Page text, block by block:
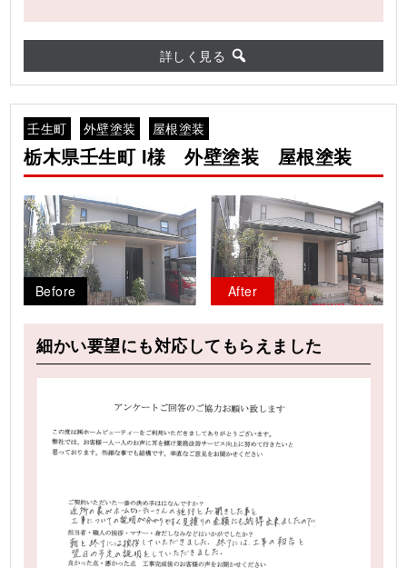
詳しく見る
壬生町 外壁塗装 屋根塗装
栃木県壬生町 I様 外壁塗装 屋根塗装
Before After
細かい要望にも対応してもらえました